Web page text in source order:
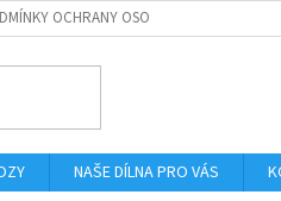
OCHRANY OSOBNÍCH ÚDAJŮ
NAŠE DÍLNA PRO VÁS